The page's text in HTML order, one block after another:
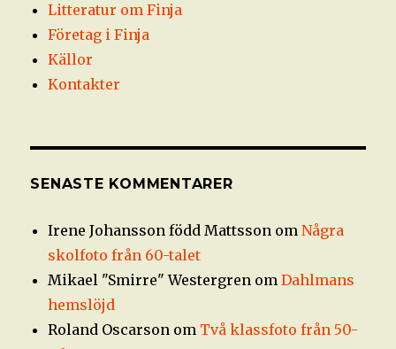
Litteratur om Finja
Företag i Finja
Källor
Kontakter
SENASTE KOMMENTARER
Irene Johansson född Mattsson omNågra
skolfoto från 60-talet
Mikael "Smirre" Westergren omDahlmans
hemslöjd
Roland Oscarson om Två klassfoto från 50-